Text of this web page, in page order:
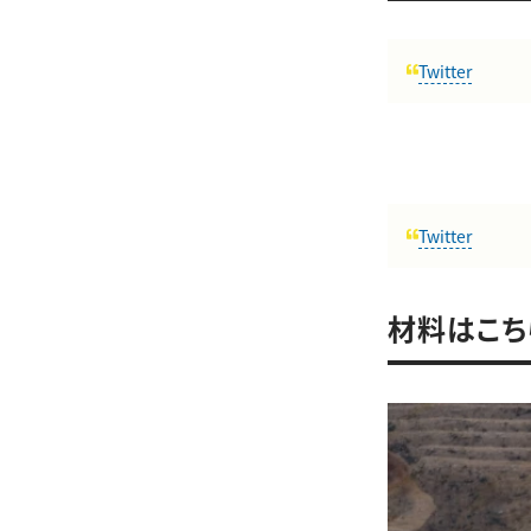
Twitter
Twitter
材料はこ